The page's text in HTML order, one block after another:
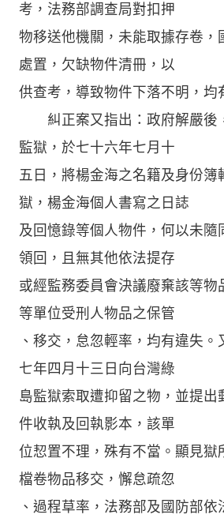
考，法務部調查局對扣押
物移送他機關，未能取據存卷，
處置，欠缺物件清冊，以
供查考，導致物件下落不明，均
糾正案又指出：政府解嚴後
監獄，於七十六年七月十
五日，將楊金海之名籍及身份簿
獄，楊金海個人書寫之日誌
及回憶錄等個人物件，何以未隨
領回，且無其他依法提存
或經監務委員會決議廢棄該等物
等單位受刑人物品之保管
、移交，怠忽輕率，均有違失
七年四月十三日向台灣綠
島監獄索取遭抑留之物，並提出
件收執及回執影本，該單
位恝置不理，殊有不當。顯見獄
檔卷物品移交，懈怠疏忽
、過程草率，法務部及國防部